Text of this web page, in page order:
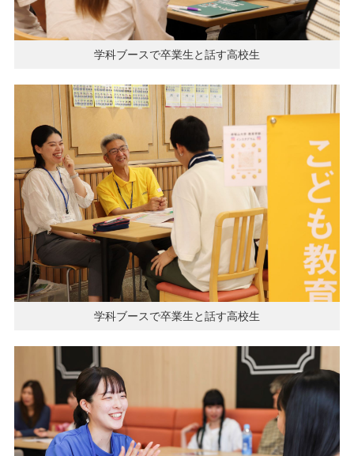
学科ブースで卒業生と話す高校生
学科ブースで卒業生と話す高校生